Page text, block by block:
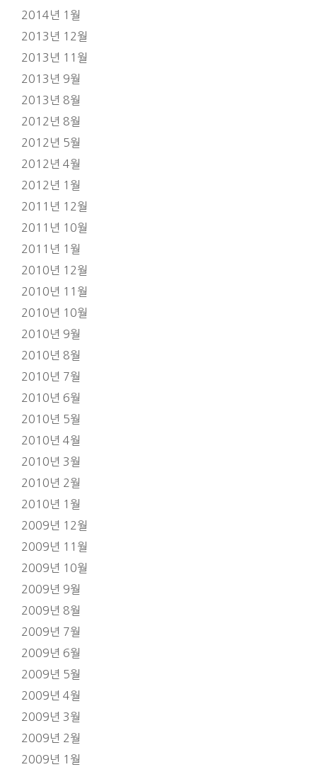
2014년 1월
2013년 12월
2013년 11월
2013년 9월
2013년 8월
2012년 8월
2012년 5월
2012년 4월
2012년 1월
2011년 12월
2011년 10월
2011년 1월
2010년 12월
2010년 11월
2010년 10월
2010년 9월
2010년 8월
2010년 7월
2010년 6월
2010년 5월
2010년 4월
2010년 3월
2010년 2월
2010년 1월
2009년 12월
2009년 11월
2009년 10월
2009년 9월
2009년 8월
2009년 7월
2009년 6월
2009년 5월
2009년 4월
2009년 3월
2009년 2월
2009년 1월